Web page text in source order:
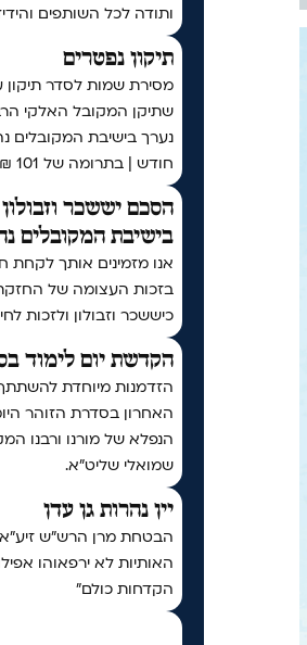
ותודה לכל השותפים
תיקון נפטרים
מסירת שמות לסדר תיקון
שתיקן המקובל האלקי
נערך בישיבת המקובלים
חודש | בתרומה של 101 ₪ בלבד עבור כל שם.
הסכם יששכר
בישיבת המקובלים
אנו מזמינים אותך לקחת
בזכות העצומה של
כיששכר וזבולון ולזכות
הקדשת יום לימוד
הזדמנות מיוחדת
האחרון בסדרת הזוהר
הנפלא של מורנו ורבנו
שמואלי שליט״א.
יין נהרות גן עדן
הבטחת מרן הרש"ש זיע"א:
האותיות לא ירפאוהו
הקדחות כולם"